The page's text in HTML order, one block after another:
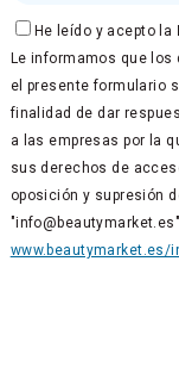
He leído y acepto la
Le informamos que los
el presente formulario
finalidad de dar
a las empresas por la
sus derechos de
oposición y supresión
www.beautymarket.es/